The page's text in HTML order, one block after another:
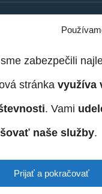
zabezpečili
stránka využíva
. Vami
naše služby.
Prijať a pokračovať